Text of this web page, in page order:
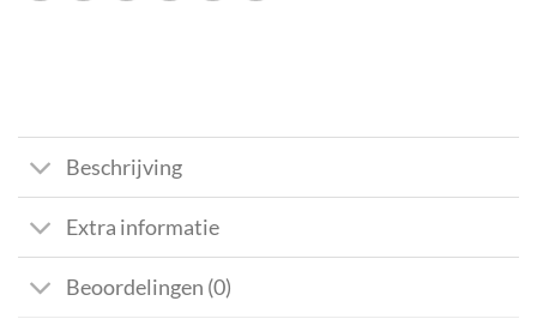
Beschrijving
Extra informatie
Beoordelingen (0)